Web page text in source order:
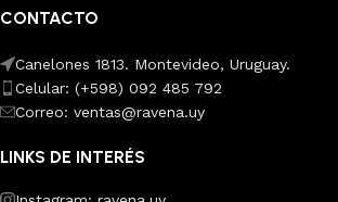
CONTACTO
Canelones 1813. Montevideo, Uruguay.
Celular: (+598) 092 485 792
Correo: ventas@ravena.uy
LINKS DE INTERÉS